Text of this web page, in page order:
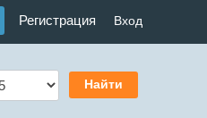
Регистрация Вход